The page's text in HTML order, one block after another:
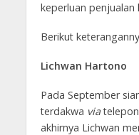
keperluan penjualan
Berikut
Lichwan Hartono
Pada September
terdakwa viatelepon
akhirnya Lichwan